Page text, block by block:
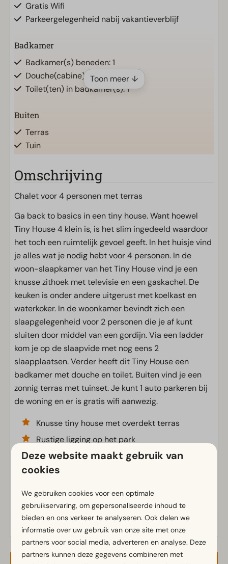
Gratis Wifi
Parkeergelegenheid nabij vakantieverblijf
Badkamer
Badkamer(s) beneden: 1
Douche(cabine)
Toilet(ten) in badkamer(s): 1
Buiten
Terras
Tuin
Veranda
Keuken
Ingerichte keuken
Filter koffiezetapparaat
Koelkast zonder vriesvak
Waterkoker
Ligging
Nabij centrumvoorzieningen
Vrijstaand
Slaapkamer
Eenpersoonsbed(den): 4
Eenpersoonsdekbedden en kussens
Slaapkamer(s) beneden: 1
Slaapzolder
Woon-slaapkamer
Toegankelijkheid
Gelijkvloers
Traptrede(n) naar accommodatie
Verwarming & Verkoeling
Gaskachel
Woonkamer
Televisie
Toon meer ↓
Omschrijving
Chalet voor 4 personen met terras
Ga back to basics in een tiny house. Want hoewel
Tiny House 4 klein is, is het slim ingedeeld waardoor
het toch een ruimtelijk gevoel geeft. In het huisje vind
je alles wat je nodig hebt voor 4 personen. In de
woon-slaapkamer van het Tiny House vind je een
knusse zithoek met televisie en een gaskachel. De
keuken is onder andere uitgerust met koelkast en
waterkoker. In de woonkamer bevindt zich een
slaapgelegenheid voor 2 personen die je af kunt
sluiten door middel van een gordijn. Via een ladder
kom je op de slaapvide met nog eens 2
slaapplaatsen. Verder heeft dit Tiny House een
badkamer met douche en toilet. Buiten vind je een
zonnig terras met tuinset. Je kunt 1 auto parkeren bij
de woning en er is gratis wifi aanwezig.
Knusse tiny house met overdekt terras
Rustige ligging op het park
Slaapvide in de woonkamer
Deze website maakt gebruik van
cookies
We gebruiken cookies voor een optimale
gebruikservaring, om gepersonaliseerde inhoud te
bieden en ons verkeer te analyseren. Ook delen we
informatie over uw gebruik van onze site met onze
partners voor social media, adverteren en analyse. Deze
partners kunnen deze gegevens combineren met